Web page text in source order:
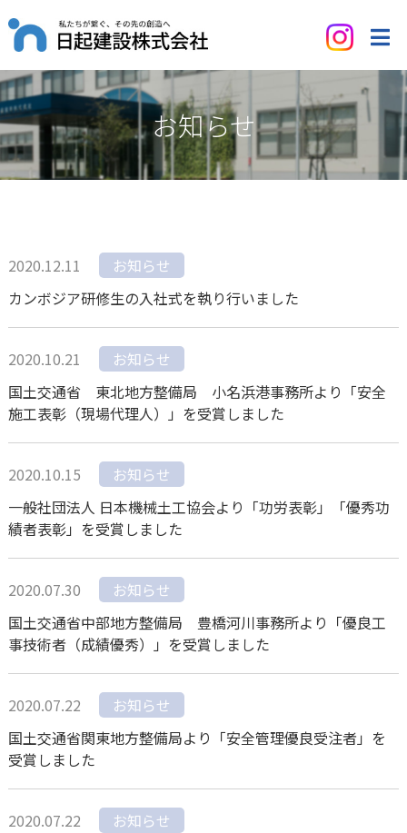
お知らせ
2020.12.11
お知らせ
カンボジア研修生の入社式を執り行いました
2020.10.21
お知らせ
国土交通省 東北地方整備局 小名浜港事務所より「安全
施工表彰（現場代理人）」を受賞しました
2020.10.15
お知らせ
一般社団法人 日本機械土工協会より「功労表彰」「優秀功
績者表彰」を受賞しました
2020.07.30
お知らせ
国土交通省中部地方整備局 豊橋河川事務所より「優良工
事技術者（成績優秀）」を受賞しました
2020.07.22
お知らせ
国土交通省関東地方整備局より「安全管理優良受注者」を
受賞しました
2020.07.22
お知らせ